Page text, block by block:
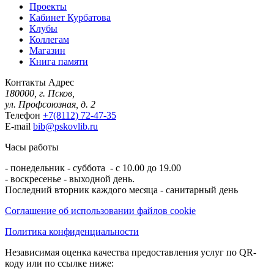
Проекты
Кабинет Курбатова
Клубы
Коллегам
Магазин
Книга памяти
Контакты Адрес
180000, г. Псков,
ул. Профсоюзная, д. 2
Телефон +7(8112) 72-47-35
E-mail bib@pskovlib.ru
Часы работы
- понедельник - суббота - с 10.00 до 19.00
- воскресенье - выходной день.
Последний вторник каждого месяца - санитарный день
Соглашение об использовании файлов cookie
Политика конфиденциальности
Независимая оценка качества предоставления услуг по QR-
коду или по ссылке ниже: